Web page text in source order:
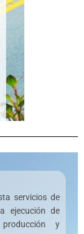
servicios de
ejecución de
y